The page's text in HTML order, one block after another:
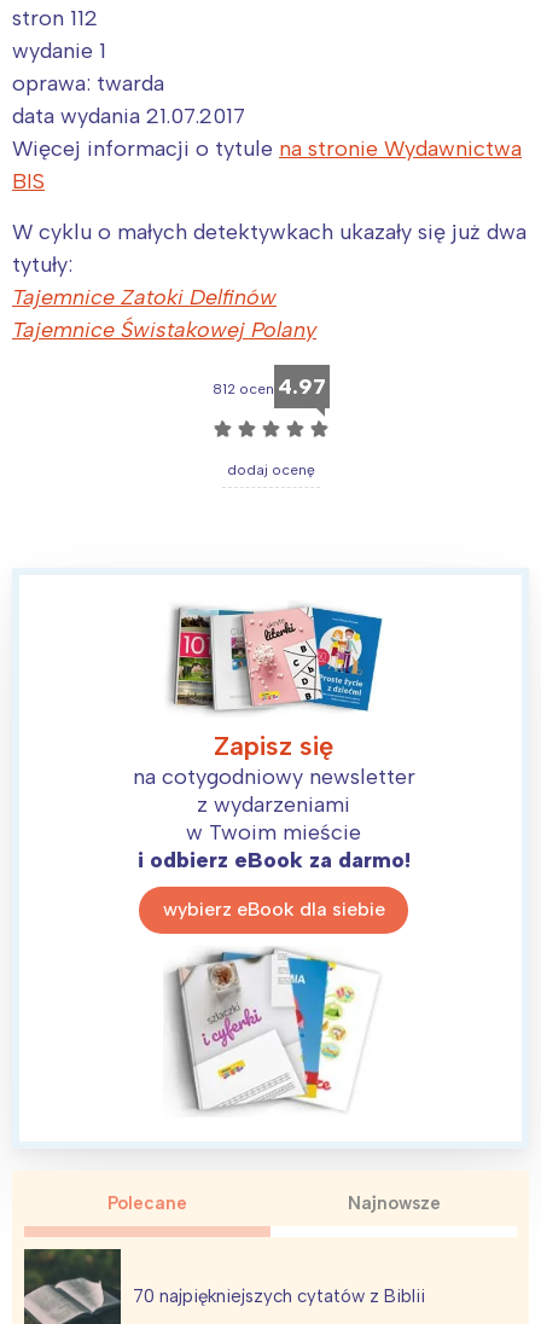
stron 112
wydanie 1
oprawa: twarda
data wydania 21.07.2017
Więcej informacji o tytule na stronie Wydawnictwa
BIS
W cyklu o małych detektywkach ukazały się już dwa
tytuły:
Tajemnice Zatoki Delfinów
Tajemnice Świstakowej Polany
812 ocen 4.97
☆ ☆ ☆ ☆ ☆
dodaj ocenę
Zapisz się
na cotygodniowy newsletter
z wydarzeniami
w Twoim mieście
i odbierz eBook za darmo!
wybierz eBook dla siebie
Polecane Najnowsze
70 najpiękniejszych cytatów z Biblii